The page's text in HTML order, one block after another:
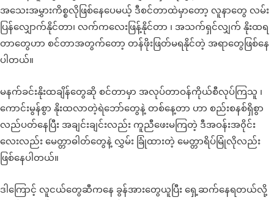
အသေးအမွှားကိစ္စလိုဖြစ်နေပေမယ့် ဒီစင်တာထဲမှာတော့ လူနာတွေ လမ်း
ပြန်လျှောက်နိုင်တာ၊ လက်ကလေးဖြန့်နိုင်တာ ၊ အသက်ရှင်လျှက် နိုးထရ
တာတွေဟာ စင်တာအတွက်တော့ တန်ဖိုးဖြတ်မရနိုင်တဲ့ အရာတွေဖြစ်နေ
ပါတယ်။
မနက်ခင်းနိုးထချိန်တွေဆို စင်တာမှာ အလုပ်တာဝန်ကိုယ်စီလုပ်ကြသူ ၊
ကောင်းမွန်စွာ နိုးထလာတဲ့ရဲဘော်တွေနဲ့ တစ်နေ့တာ ဟာ စည်းစနစ်ရှိစွာ
လည်ပတ်နေပြီး အချင်းချင်းလည်း ကူညီဖေးမကြတဲ့ ဒီအဝန်းအ၀ိုင်း
လေးလည်း မေတ္တာဓါတ်တွေနဲ့ လွှမ်း ခြုံထားတဲ့ မေတ္တာရိပ်မြုံလိုလည်း
ဖြစ်နေပါတယ်။
ဒါကြောင့် လူငယ်တွေဆီကနေ ခွန်အားတွေယူပြီး ရှေ့ဆက်နေရတယ်လို့